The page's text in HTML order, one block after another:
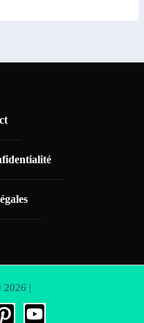
2026 |